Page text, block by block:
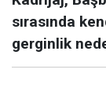
sırasında
gerginlik